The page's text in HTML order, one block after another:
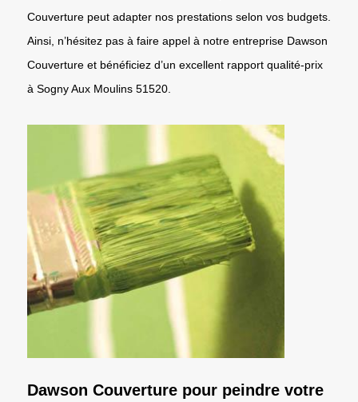
Couverture peut adapter nos prestations selon vos budgets.
Ainsi, n’hésitez pas à faire appel à notre entreprise Dawson
Couverture et bénéficiez d’un excellent rapport qualité-prix
à Sogny Aux Moulins 51520.
Dawson Couverture pour peindre votre